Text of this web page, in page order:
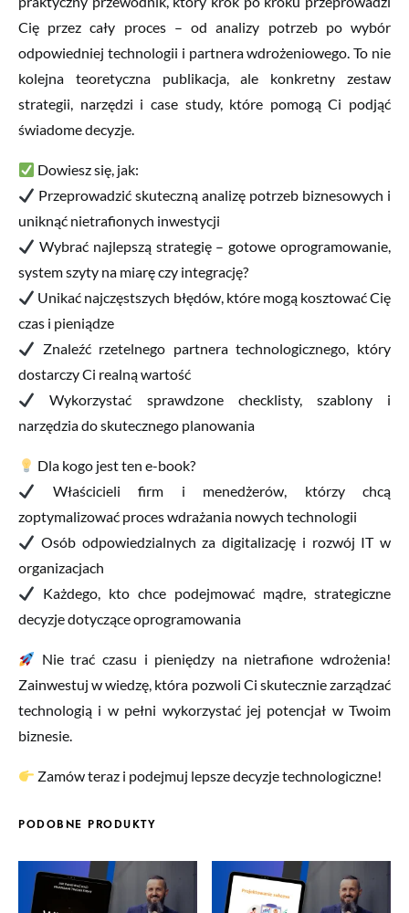
Cię przez cały proces – od analizy potrzeb po wybór
odpowiedniej technologii i partnera wdrożeniowego. To nie
kolejna teoretyczna publikacja, ale konkretny zestaw
strategii, narzędzi i case study, które pomogą Ci podjąć
świadome decyzje.
Dowiesz się, jak:
Przeprowadzić skuteczną analizę potrzeb biznesowych i
uniknąć nietrafionych inwestycji
Wybrać najlepszą strategię – gotowe oprogramowanie,
system szyty na miarę czy integrację?
Unikać najczęstszych błędów, które mogą kosztować Cię
czas i pieniądze
Znaleźć rzetelnego partnera technologicznego, który
dostarczy Ci realną wartość
Wykorzystać sprawdzone checklisty, szablony i
narzędzia do skutecznego planowania
Dla kogo jest ten e-book?
Właścicieli firm i menedżerów, którzy chcą
zoptymalizować proces wdrażania nowych technologii
Osób odpowiedzialnych za digitalizację i rozwój IT w
organizacjach
Każdego, kto chce podejmować mądre, strategiczne
decyzje dotyczące oprogramowania
Nie trać czasu i pieniędzy na nietrafione wdrożenia!
Zainwestuj w wiedzę, która pozwoli Ci skutecznie zarządzać
technologią i w pełni wykorzystać jej potencjał w Twoim
biznesie.
Zamów teraz i podejmuj lepsze decyzje technologiczne!
PODOBNE PRODUKTY